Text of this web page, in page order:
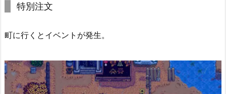
特別注文
町に行くとイベントが発生。